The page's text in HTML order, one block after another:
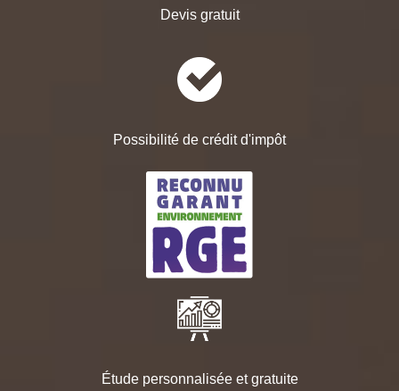
Devis gratuit
Possibilité de crédit d'impôt
Étude personnalisée et gratuite